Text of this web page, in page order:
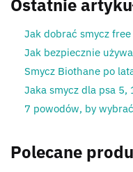
Ostatnie
Jak dobrać smycz
Jak bezpiecznie
Smycz Biothane po
Jaka smycz dla psa
7 powodów, by
Polecane